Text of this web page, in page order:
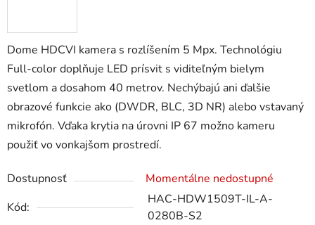
Dome HDCVI kamera s rozlíšením 5 Mpx. Technológiu
Full-color doplňuje LED prísvit s viditeľným bielym
svetlom a dosahom 40 metrov. Nechýbajú ani ďalšie
obrazové funkcie ako (DWDR, BLC, 3D NR) alebo vstavaný
mikrofón. Vďaka krytia na úrovni IP 67 možno kameru
použiť vo vonkajšom prostredí.
Dostupnosť
Momentálne nedostupné
Kód:
HAC-HDW1509T-IL-A-
0280B-S2